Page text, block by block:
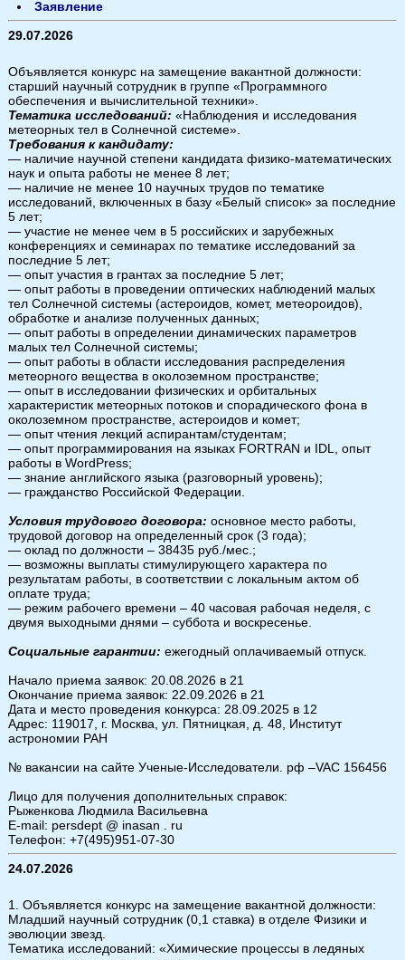
Заявление
29.07.2026
Объявляется конкурс на замещение вакантной должности:
старший научный сотрудник в группе «Программного
обеспечения и вычислительной техники».
Тематика исследований: «Наблюдения и исследования
метеорных тел в Солнечной системе».
Требования к кандидату:
— наличие научной степени кандидата физико-математических
наук и опыта работы не менее 8 лет;
— наличие не менее 10 научных трудов по тематике
исследований, включенных в базу «Белый список» за последние
5 лет;
— участие не менее чем в 5 российских и зарубежных
конференциях и семинарах по тематике исследований за
последние 5 лет;
— опыт участия в грантах за последние 5 лет;
— опыт работы в проведении оптических наблюдений малых
тел Солнечной системы (астероидов, комет, метеороидов),
обработке и анализе полученных данных;
— опыт работы в определении динамических параметров
малых тел Солнечной системы;
— опыт работы в области исследования распределения
метеорного вещества в околоземном пространстве;
— опыт в исследовании физических и орбитальных
характеристик метеорных потоков и спорадического фона в
околоземном пространстве, астероидов и комет;
— опыт чтения лекций аспирантам/студентам;
— опыт программирования на языках FORTRAN и IDL, опыт
работы в WordPress;
— знание английского языка (разговорный уровень);
— гражданство Российской Федерации.
Условия трудового договора: основное место работы,
трудовой договор на определенный срок (3 года);
— оклад по должности – 38435 руб./мес.;
— возможны выплаты стимулирующего характера по
результатам работы, в соответствии с локальным актом об
оплате труда;
— режим рабочего времени – 40 часовая рабочая неделя, с
двумя выходными днями – суббота и воскресенье.
Социальные гарантии: ежегодный оплачиваемый отпуск.
Начало приема заявок: 20.08.2026 в 21
Окончание приема заявок: 22.09.2026 в 21
Дата и место проведения конкурса: 28.09.2025 в 12
Адрес: 119017, г. Москва, ул. Пятницкая, д. 48, Институт
астрономии РАН
№ вакансии на сайте Ученые-Исследователи. рф –VAC 156456
Лицо для получения дополнительных справок:
Рыженкова Людмила Васильевна
E-mail: persdept @ inasan . ru
Телефон: +7(495)951-07-30
24.07.2026
1. Объявляется конкурс на замещение вакантной должности:
Младший научный сотрудник (0,1 ставка) в отделе Физики и
эволюции звезд.
Тематика исследований: «Химические процессы в ледяных